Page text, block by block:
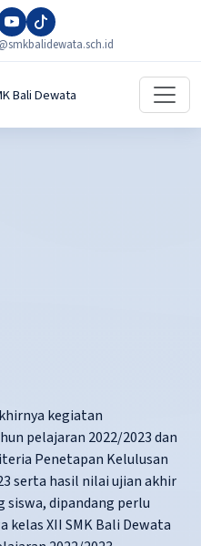
Bali Dewata
kegiatan
pelajaran 2022/2023 dan
Penetapan Kelulusan
serta hasil nilai ujian akhir
siswa, dipandang perlu
kelas XII SMK Bali Dewata